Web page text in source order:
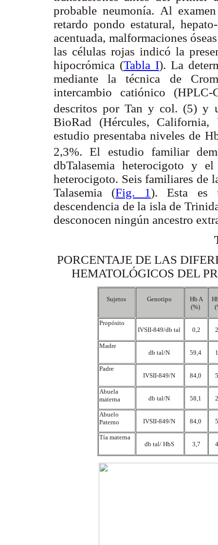
probable neumonía. Al
retardo pondo estatural,
acentuada, malformaciones
las células rojas indicó la
hipocrómica (Tabla I). La
mediante la técnica de
intercambio catiónico
descritos por Tan y col. (5) y
BioRad (Hércules,
estudio presentaba niveles de
2,3%. El estudio familiar
dbTalasemia heterocigoto y
heterocigoto. Seis familiares de
Talasemia (Fig. 1). Esta es
descendencia de la isla de
desconocen ningún ancestro
PORCENTAJE DE LAS
HEMATOLÓGICOS DEL
Sujetos Genotipo
Hb A
(%)
Propósito
IVSII-849/db tal 0,2
Madre
db tal/N 59,4
Padre
IVSII-849/N
84,0
Abuela
materna
db tal/N 58,1
Abuelo
Paterno
IVSII-849/N 84,0
Tía materna
db tal/ HbS 3,7